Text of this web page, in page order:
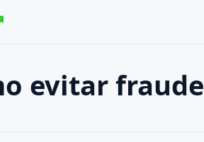
siteevitar